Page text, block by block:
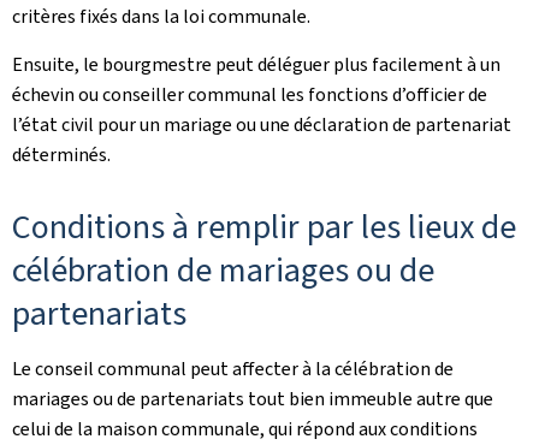
critères fixés dans la loi communale.
Ensuite, le bourgmestre peut déléguer plus facilement à un
échevin ou conseiller communal les fonctions d’officier de
l’état civil pour un mariage ou une déclaration de partenariat
déterminés.
Conditions à remplir par les lieux de
célébration de mariages ou de
partenariats
Le conseil communal peut affecter à la célébration de
mariages ou de partenariats tout bien immeuble autre que
celui de la maison communale, qui répond aux conditions